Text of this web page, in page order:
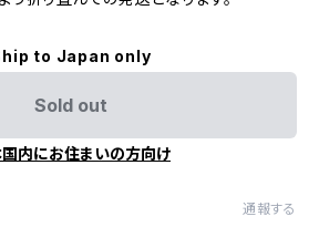
to Japan only
Sold out
国内にお住まいの方向け
通報する